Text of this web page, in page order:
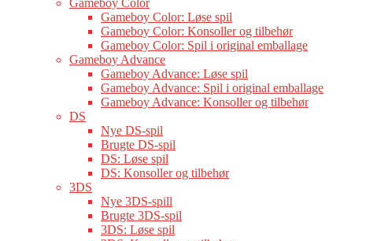
Gameboy Color
Gameboy Color: Løse spil
Gameboy Color: Konsoller og tilbehør
Gameboy Color: Spil i original emballage
Gameboy Advance
Gameboy Advance: Løse spil
Gameboy Advance: Spil i original emballage
Gameboy Advance: Konsoller og tilbehør
DS
Nye DS-spil
Brugte DS-spil
DS: Løse spil
DS: Konsoller og tilbehør
3DS
Nye 3DS-spill
Brugte 3DS-spil
3DS: Løse spil